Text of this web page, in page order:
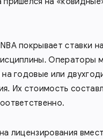
покрывает ставки
Операторы
на годовые или
Их стоимость
лицензирования